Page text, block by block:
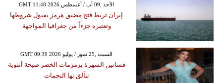
GMT 11:48 2026 الأحد ,09 آب / أغسطس
إيران تربط فتح مضيق هرمز بقبول شروطها
وتعتبره جزءاً من جغرافيا المواجهة
GMT 09:39 2026 السبت ,25 تموز / يوليو
فساتين السهرة بزمزمات الخصر صيحة أنثوية
تتألق بها النجمات